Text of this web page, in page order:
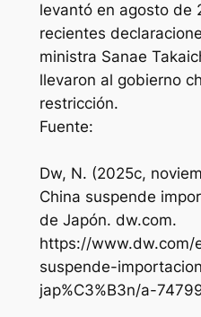
levantó en agosto de
recientes
ministra Sanae
llevaron al gobierno
restricción.
Fuente:
Dw, N. (2025c,
China suspende
de Japón. dw.com.
https://www.dw.com/
suspende-
jap%C3%B3n/a-